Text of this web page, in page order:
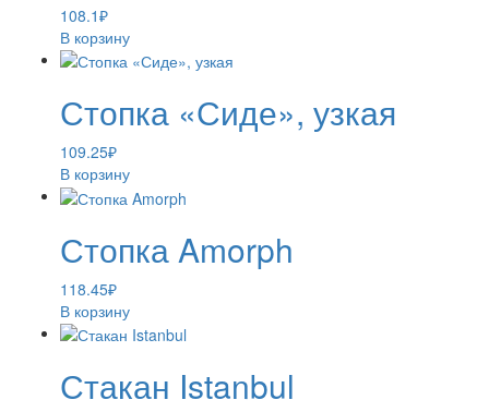
108.1₽
В корзину
Стопка «Сиде», узкая
109.25₽
В корзину
Стопка Amorph
118.45₽
В корзину
Стакан Istanbul